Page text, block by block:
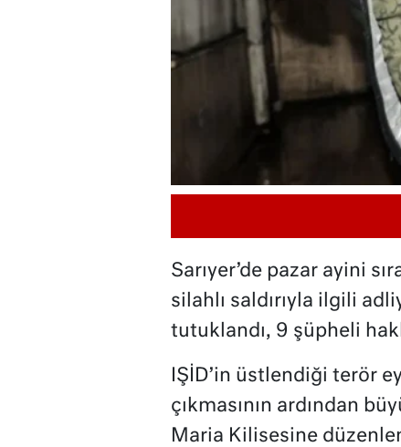
Sarıyer’de pazar ayini
silahlı saldırıyla ilgili
tutuklandı, 9 şüpheli
IŞİD’in üstlendiği terör
çıkmasının ardından
Maria Kilisesine